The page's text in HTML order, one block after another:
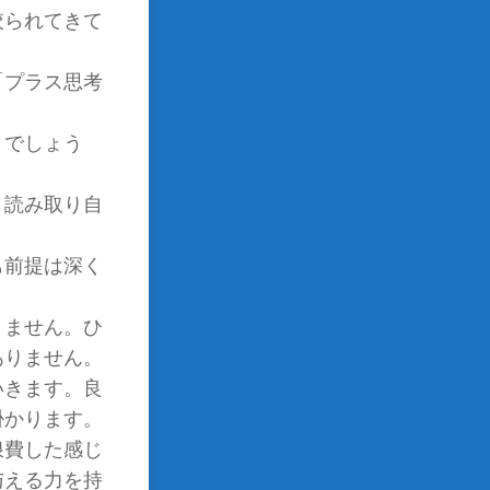
れてきて
ラス思考
しょう
み取り自
提は深く
せん。ひ
ません。
ます。良
ります。
した感じ
る力を持